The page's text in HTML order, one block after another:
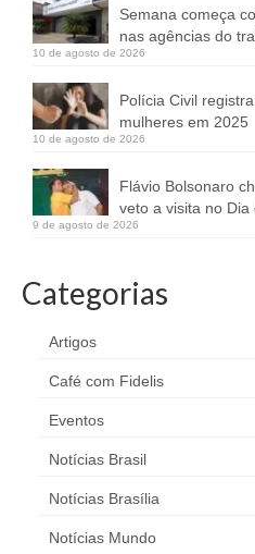
Semana começa
nas agências do
10 de agosto de 2026
Polícia Civil
mulheres em 2025
10 de agosto de 2026
Flávio Bolsonaro
veto a visita no Dia
9 de agosto de 2026
Categorias
Artigos
Café com Fidelis
Eventos
Notícias Brasil
Notícias Brasília
Notícias Mundo